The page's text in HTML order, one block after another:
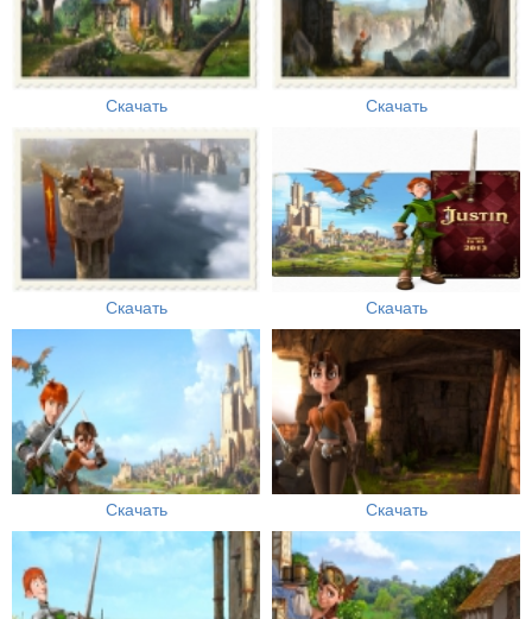
Скачать Скачать
Скачать Скачать
Скачать Скачать